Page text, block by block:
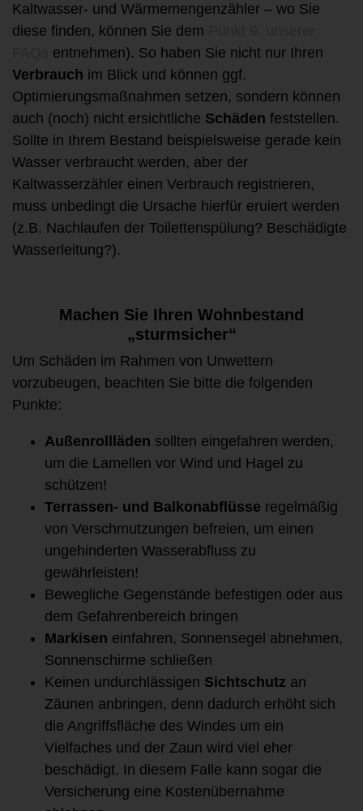
Kaltwasser- und Wärmemengenzähler – wo Sie
diese finden, können Sie dem
entnehmen). So haben Sie nicht nur Ihren
Verbrauch im Blick und können ggf.
Optimierungsmaßnahmen setzen, sondern können
auch (noch) nicht ersichtliche Schäden feststellen.
Sollte in Ihrem Bestand beispielsweise gerade kein
Wasser verbraucht werden, aber der
Kaltwasserzähler einen Verbrauch registrieren,
muss unbedingt die Ursache hierfür eruiert werden
(z.B. Nachlaufen der Toilettenspülung? Beschädigte
Wasserleitung?).
Machen Sie Ihren Wohnbestand
„sturmsicher“
Um Schäden im Rahmen von Unwettern
vorzubeugen, beachten Sie bitte die folgenden
Punkte:
Außenrollläden sollten eingefahren werden,
um die Lamellen vor Wind und Hagel zu
schützen!
Terrassen- und Balkonabflüsse regelmäßig
von Verschmutzungen befreien, um einen
ungehinderten Wasserabfluss zu
gewährleisten!
Bewegliche Gegenstände befestigen oder aus
dem Gefahrenbereich bringen
Markisen einfahren, Sonnensegel abnehmen,
Sonnenschirme schließen
Keinen undurchlässigen Sichtschutz an
Zäunen anbringen, denn dadurch erhöht sich
die Angriffsfläche des Windes um ein
Vielfaches und der Zaun wird viel eher
beschädigt. In diesem Falle kann sogar die
Versicherung eine Kostenübernahme